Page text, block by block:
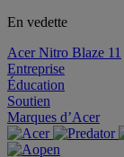
En vedette
Acer Nitro Blaze 11
Entreprise
Éducation
Soutien
Marques d’Acer